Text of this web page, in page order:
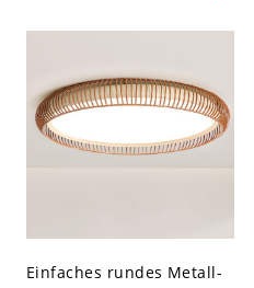
im zeitgenössischen Stil,
Polygon
Einfaches rundes Metall-